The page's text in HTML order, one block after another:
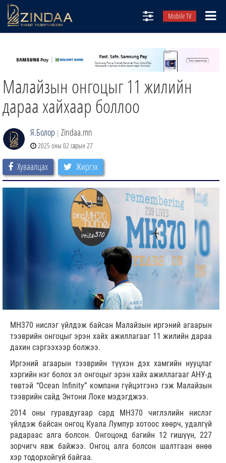
Mobile TV
ТВ8
ӨГЛӨӨНИЙ СОНИН
ЗИНДАА СЭТГҮҮЛ
Малайзын онгоцыг 11 жилийн
дараа хайхаар боллоо
Я.Болор | Zindaa.mn
2025 оны 02 сарын 27
Хуваалцах Жиргэх
MH370 нислэг үйлдэж байсан Малайзын иргэний агаарын
тээврийн онгоцыг эрэн хайх ажиллагааг 11 жилийн дараа
дахин сэргээхээр болжээ.
Иргэний агаарын тээврийн түүхэн дэх хамгийн нууцлаг
хэргийн нэг болох эл онгоцыг эрэн хайх ажиллагааг АНУ-д
төвтэй “Ocean Infinity” компани гүйцэтгэнэ гэж Малайзын
тээврийн сайд Энтони Локе мэдэгджээ.
2014 оны гуравдугаар сард MH370 чиглэлийн нислэг
үйлдэж байсан онгоц Куала Лумпур хотоос хөөрч, удалгүй
радараас алга болсон. Онгоцонд багийн 12 гишүүн, 227
зорчигч явж байжээ. Онгоц алга болсон шалтгаан өнөө
хэр тодорхойгүй байгаа.